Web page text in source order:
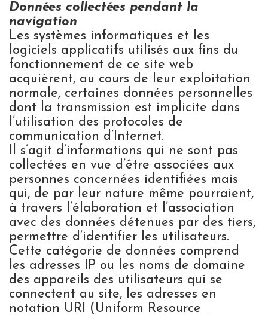
Données collectées pendant la
navigation
Les systèmes informatiques et les
logiciels applicatifs utilisés aux fins du
fonctionnement de ce site web
acquièrent, au cours de leur exploitation
normale, certaines données personnelles
dont la transmission est implicite dans
l’utilisation des protocoles de
communication d’Internet.
Il s’agit d’informations qui ne sont pas
collectées en vue d’être associées aux
personnes concernées identifiées mais
qui, de par leur nature même pourraient,
à travers l’élaboration et l’association
avec des données détenues par des tiers,
permettre d’identifier les utilisateurs.
Cette catégorie de données comprend
les adresses IP ou les noms de domaine
des appareils des utilisateurs qui se
connectent au site, les adresses en
notation URI (Uniform Resource